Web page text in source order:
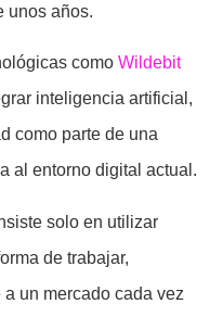
unos años.
comoWildebit
inteligencia artificial,
como parte de una
al entorno digital actual.
solo en utilizar
de trabajar,
un mercado cada vez